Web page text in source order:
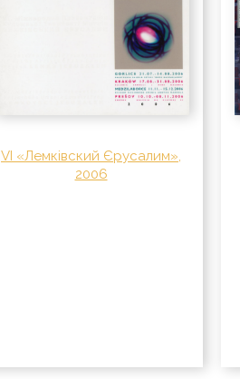
VI «Лемківский Єрусалим»,
2006